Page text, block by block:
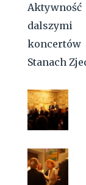
dalszymi
Stanach